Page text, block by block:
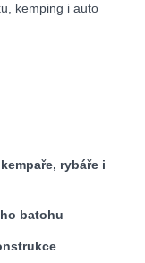
kemping i auto
rybáře i
batohu